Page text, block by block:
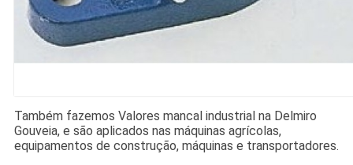
Também fazemos Valores mancal industrial na Delmiro
Gouveia, e são aplicados nas máquinas agrícolas,
equipamentos de construção, máquinas e transportadores.